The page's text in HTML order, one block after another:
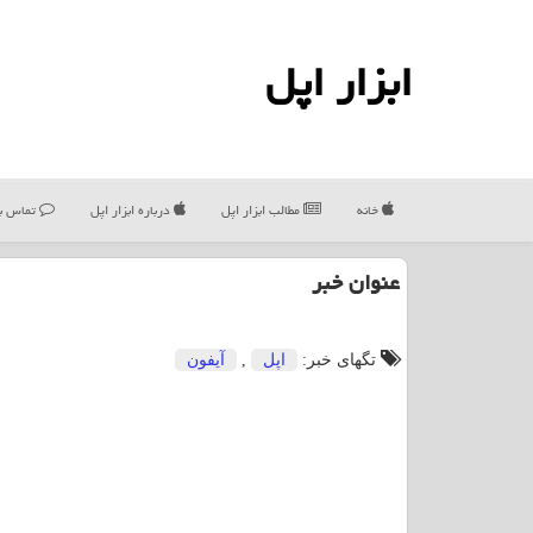
ابزار اپل
خانه مطالب ابزار اپل درباره ابزار اپل تماس
عنوان خبر
تگهای خبر: اپل , آیفون